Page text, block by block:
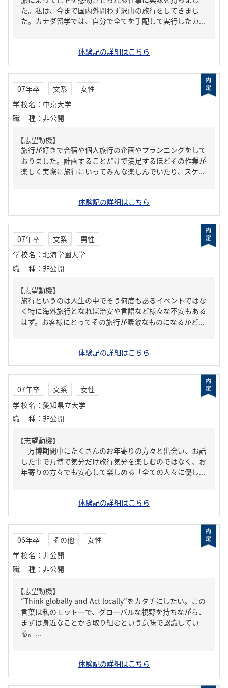
た。私は、今まで国内外問わず沢山の旅行をしてきまし
た。カナダ留学では、自分で全てを手配して実行したカ...
体験記の詳細はこちら
07年卒 文系
女性
学校名 ： 中京大学
職種 ： 非公開
【志望動機】
旅行が好きで合宿や個人旅行の企画やプランニングをして
おりました。計画することだけで満足するほどその作業が
楽しく実際に旅行にいってみんな楽しんでいたり、スケ...
体験記の詳細はこちら
07年卒 文系
男性
学校名 ： 北海学園大学
職種 ： 非公開
【志望動機】
旅行というのは人生の中でそう何度もあるイベントではな
く特に海外旅行となれば治安や言語など様々な不安もある
はず。お客様にとってその旅行が素敵なものになるかど...
体験記の詳細はこちら
07年卒 文系
女性
学校名 ： 愛知県立大学
職種 ： 非公開
【志望動機】
万博期間中にたくさんのお年寄りの方々と出会い、お話
した事で万博で気分だけ旅行気分を楽しむのではなく、お
年寄りの方々でも安心して楽しめる「全ての人々に優し...
体験記の詳細はこちら
06年卒 その他
女性
学校名 ： 非公開
職種 ： 非公開
【志望動機】
”Think globally and Act locally”をカタチにしたい。この
言葉は私のモットーで、グローバルな視野を持ちながら、
まずは身近なことから取り組むという意味で認識してい
る。...
体験記の詳細はこちら